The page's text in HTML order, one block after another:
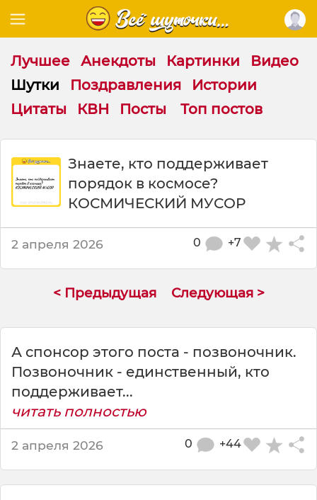
Лучшее Анекдоты Картинки
Видео
Шутки
Поздравления
Истории
Цитаты
КВН Посты Топ постов
:
е
д
е
Знаете, кто поддерживает
порядок в космосе?
КОСМИЧЕСКИЙ МУСОР
2 апреля 2026 +7
0
< Предыдущая Следующая >
А спонсор этого поста - позвоночник.
Позвоночник - единственный, кто
поддерживает...
читать полностью
2 апреля 2026 +44
0